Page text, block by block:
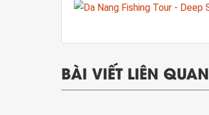
BÀI VIẾT LIÊN QUAN